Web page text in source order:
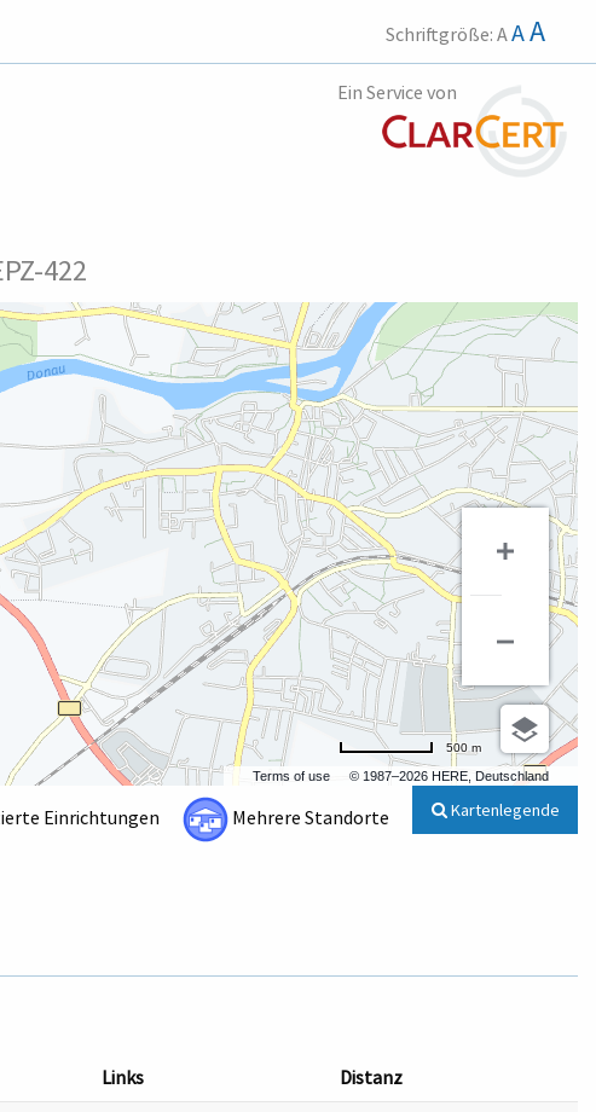
Schriftgröße: AAA
Ein Service von
422
Terms of use © 1987–2026 HERE, Deutschland
500 m
Einrichtungen Mehrere Standorte Kartenlegende
Links Distanz